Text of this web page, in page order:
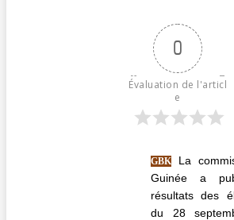
0
Évaluation de l'articl
e
GBK La
Guinée a
résultats des
du 28